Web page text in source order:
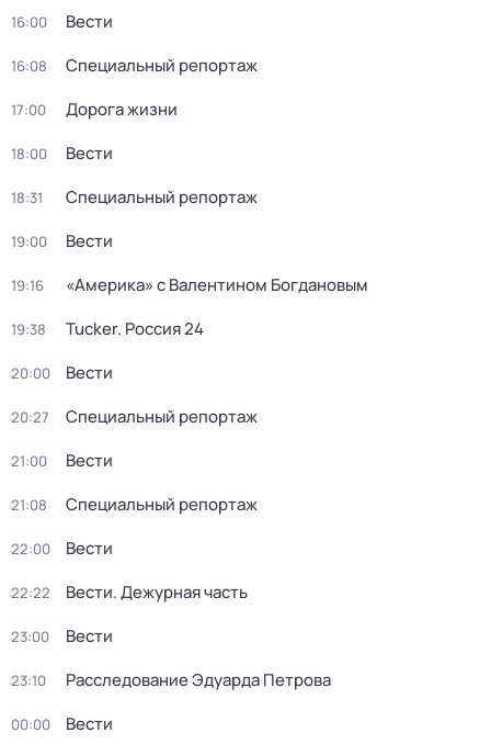
16:00 Вести
16:08 Специальный репортаж
17:00 Дорога жизни
18:00 Вести
18:31 Специальный репортаж
19:00 Вести
19:16 «Америка» с Валентином Богдановым
19:38 Tucker. Россия 24
20:00 Вести
20:27 Специальный репортаж
21:00 Вести
21:08 Специальный репортаж
22:00 Вести
22:22 Вести. Дежурная часть
23:00 Вести
23:10 Расследование Эдуарда Петрова
00:00 Вести